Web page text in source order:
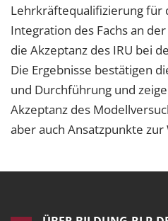
Lehrkräftequalifizierung für
Integration des Fachs an
die Akzeptanz des IRU bei
Die Ergebnisse bestätigen
und Durchführung und
Akzeptanz des
aber auch Ansatzpunkte